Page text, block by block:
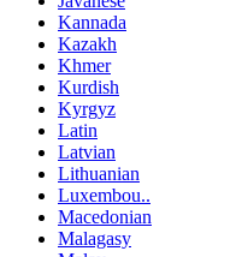
Kannada
Kazakh
Khmer
Kurdish
Kyrgyz
Latin
Latvian
Lithuanian
Luxembou..
Macedonian
Malagasy